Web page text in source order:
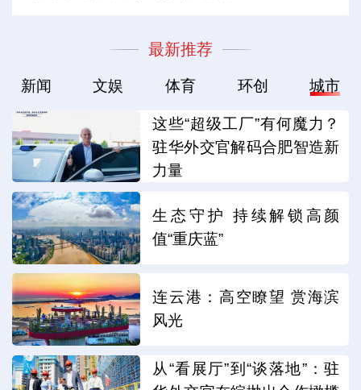
最新推荐
新闻 文娱 体育 环创 城市
这些“超级工厂”有何魔力？
驻华外交官解码合肥智造新
力量
生态守护 持续解锁高颜
值“重庆蓝”
连云港：高空瞭望 赏海滨
风光
从“看展厅”到“谈落地”：驻